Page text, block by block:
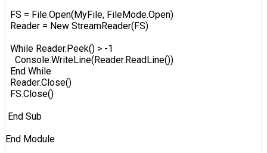
FS = File.Open(MyFile, FileMode.Open)
Reader = New StreamReader(FS)
While Reader.Peek() > -1
Console.WriteLine(Reader.ReadLine())
End While
Reader.Close()
FS.Close()
End Sub
End Module